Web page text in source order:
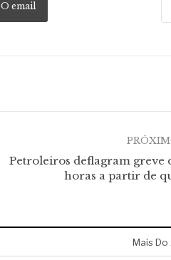
O email
Petroleiros deflagram greve
horas a partir de
Mais